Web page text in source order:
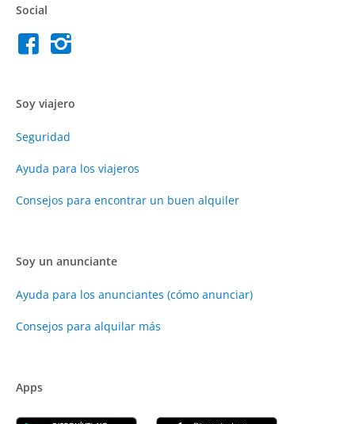
Social
Soy viajero
Seguridad
Ayuda para los viajeros
Consejos para encontrar un buen alquiler
Soy un anunciante
Ayuda para los anunciantes (cómo anunciar)
Consejos para alquilar más
Apps